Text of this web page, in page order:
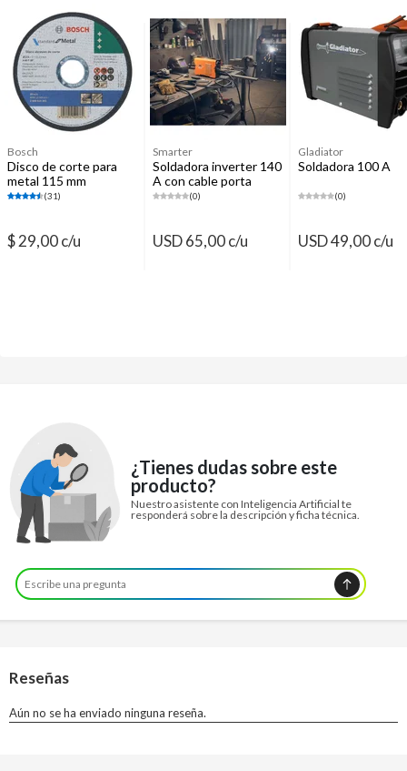
Elementos de protección personal
Cintas métricas, reglas y escuadras
Herramientas de albañilería
Herramientas de medición y trazado
Bosch
Disco de corte para
metal 115 mm
(31)
$ 29,00 c/u
Smarter
Soldadora inverter 140
A con cable porta
electrodo y cable pinza
(0)
USD 65,00 c/u
Gladiator
Soldadora 100 A
(0)
USD 49,00 c/u
¿Tienes dudas sobre este
producto?
Nuestro asistente con Inteligencia Artificial te
responderá sobre la descripción y ficha técnica.